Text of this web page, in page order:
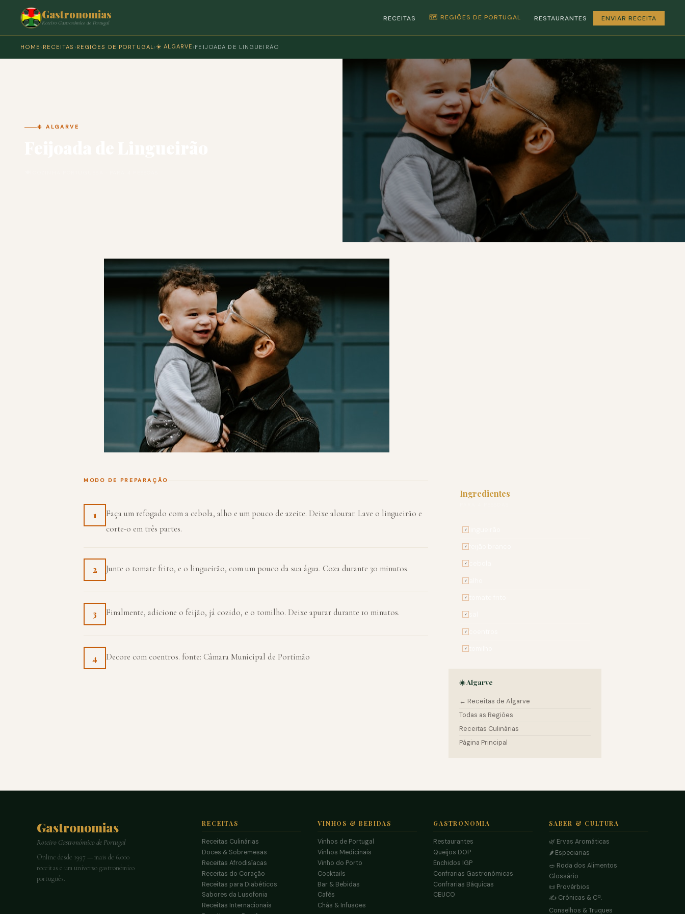
Gastronomias
Roteiro Gastronómico de Portugal
RECEITAS 🗺️ REGIÕES DE PORTUGAL RESTAURANTES ENVIAR RECEITA
HOME › RECEITAS › REGIÕES DE PORTUGAL› ☀️ ALGARVE › FEIJOADA DE LINGUEIRÃO
☀️ ALGARVE
MODO DE PREPARAÇÃO
1
Faça um refogado com a cebola, alho e um pouco de azeite. Deixe alourar. Lave o lingueirão e
corte-o em três partes.
2 Junte o tomate frito, e o lingueirão, com um pouco da sua água. Coza durante 30 minutos.
3 Finalmente, adicione o feijão, já cozido, e o tomilho. Deixe apurar durante 10 minutos.
4 Decore com coentros. fonte: Câmara Municipal de Portimão
Ingredientes
✓
✓
✓
✓
✓
✓
✓
✓
☀️ Algarve
← Receitas de Algarve
Todas as Regiões
Receitas Culinárias
Página Principal
Gastronomias
Roteiro Gastronómico de Portugal
Online desde 1997 — mais de 6.000
receitas e um universo gastronómico
português.
RECEITAS
Receitas Culinárias
Doces & Sobremesas
Receitas Afrodisíacas
Receitas do Coração
Receitas para Diabéticos
Sabores da Lusofonia
Receitas Internacionais
VINHOS & BEBIDAS
Vinhos de Portugal
Vinhos Medicinais
Vinho do Porto
Cocktails
Bar & Bebidas
Cafés
Chás & Infusões
GASTRONOMIA
Restaurantes
Queijos DOP
Enchidos IGP
Confrarias Gastronómicas
Confrarias Báquicas
CEUCO
SABER & CULTURA
🌿 Ervas Aromáticas
🌶️ Especiarias
🥗 Roda dos Alimentos
Glossário
📜 Provérbios
✍️ Crónicas & Cª.
Conselhos & Truques